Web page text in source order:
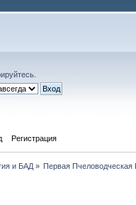
Регистрация
и БАД » Первая